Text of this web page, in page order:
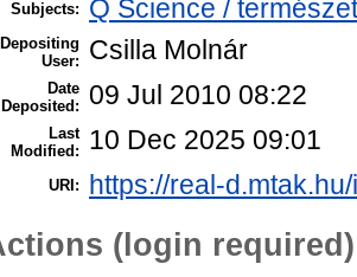
Subjects: Q Science /
Depositing
User:
Csilla Molnár
Date
Deposited:
09 Jul 2010 08:22
Last
Modified:
10 Dec 2025 09:01
URI: https://real-
(login required)